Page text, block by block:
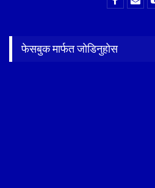
फेसबुक मार्फत जोडिनुहोस